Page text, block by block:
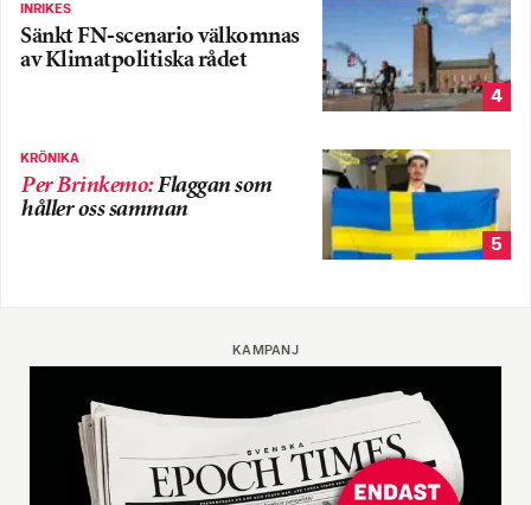
INRIKES
Sänkt FN-scenario välkomnas
av Klimatpolitiska rådet
4
KRÖNIKA
Per Brinkemo:Flaggan som
håller oss samman
5
KAMPANJ